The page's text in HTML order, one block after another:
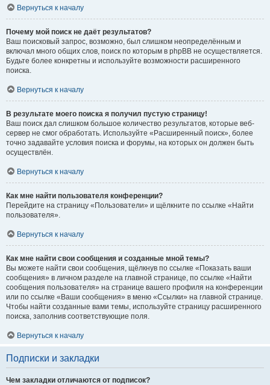
Вернуться к началу
Почему мой поиск не даёт результатов?
Ваш поисковый запрос, возможно, был слишком неопределённым и
включал много общих слов, поиск по которым в phpBB не осуществляется.
Будьте более конкретны и используйте возможности расширенного
поиска.
Вернуться к началу
В результате моего поиска я получил пустую страницу!
Ваш поиск дал слишком большое количество результатов, которые веб-
сервер не смог обработать. Используйте «Расширенный поиск», более
точно задавайте условия поиска и форумы, на которых он должен быть
осуществлён.
Вернуться к началу
Как мне найти пользователя конференции?
Перейдите на страницу «Пользователи» и щёлкните по ссылке «Найти
пользователя».
Вернуться к началу
Как мне найти свои сообщения и созданные мной темы?
Вы можете найти свои сообщения, щёлкнув по ссылке «Показать ваши
сообщения» в личном разделе на главной странице, по ссылке «Найти
сообщения пользователя» на странице вашего профиля на конференции
или по ссылке «Ваши сообщения» в меню «Ссылки» на главной странице.
Чтобы найти созданные вами темы, используйте страницу расширенного
поиска, заполнив соответствующие поля.
Вернуться к началу
Подписки и закладки
Чем закладки отличаются от подписок?